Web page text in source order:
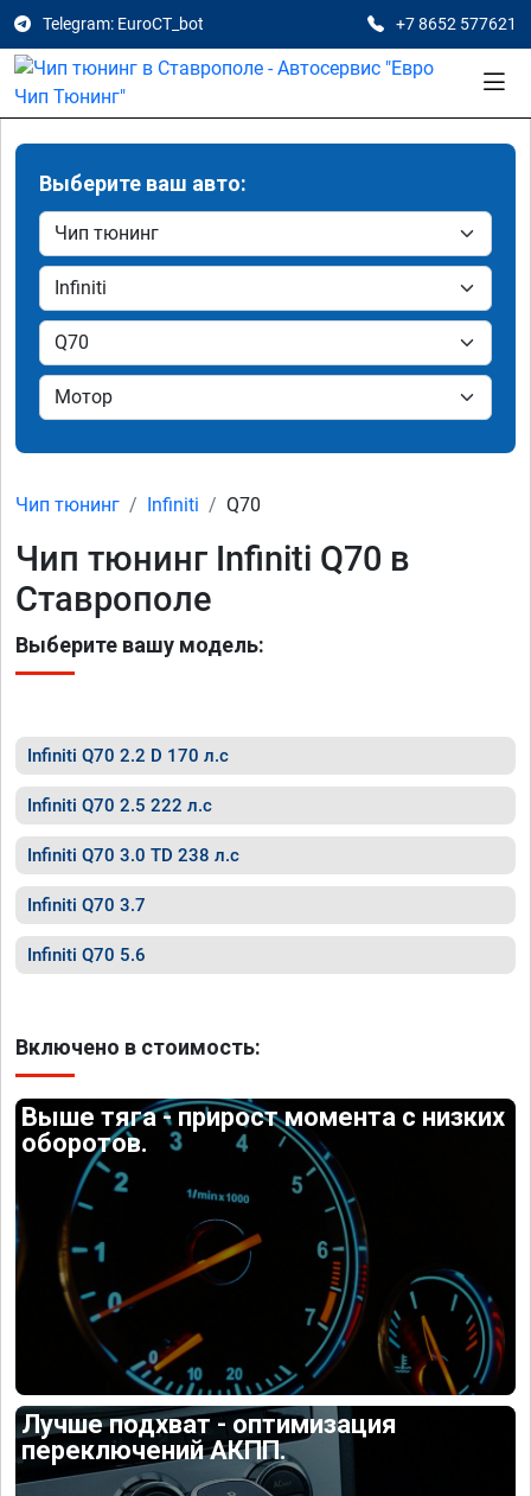
Telegram: EuroCT_bot +7 8652 577621
Выберите ваш авто:
Чип тюнинг Infiniti Q70
Чип тюнинг Infiniti Q70 в
Ставрополе
Выберите вашу модель:
Infiniti Q70 2.2 D 170 л.с
Infiniti Q70 2.5 222 л.с
Infiniti Q70 3.0 TD 238 л.с
Infiniti Q70 3.7
Infiniti Q70 5.6
Включено в стоимость:
Выше тяга - прирост момента с низких
оборотов.
Лучше подхват - оптимизация
переключений АКПП.